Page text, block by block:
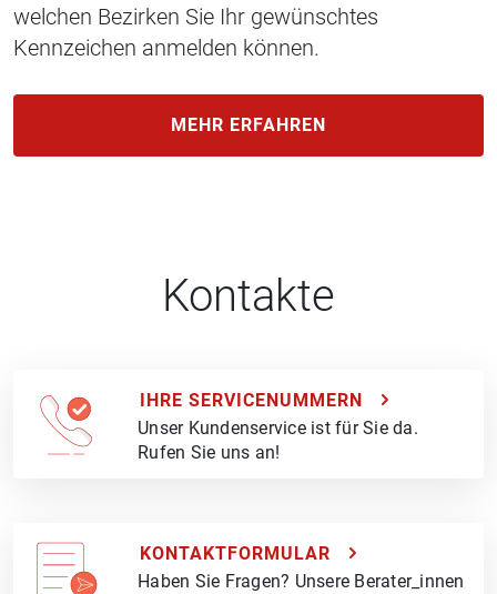
welchen Bezirken Sie Ihr gewünschtes
Kennzeichen anmelden können.
MEHR ERFAHREN
Kontakte
IHRE SERVICENUMMERN
Unser Kundenservice ist für Sie da.
Rufen Sie uns an!
KONTAKTFORMULAR
Haben Sie Fragen? Unsere Berater_innen